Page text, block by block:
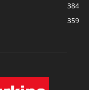
384
359